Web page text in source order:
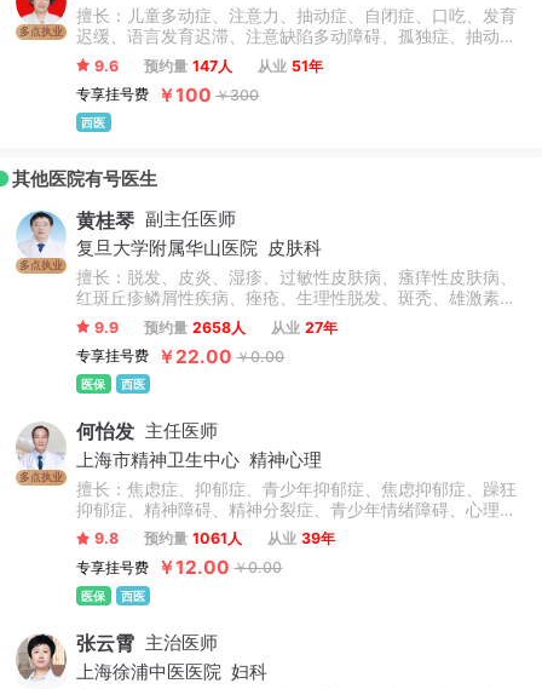
多点执业
擅长：儿童多动症、注意力、抽动症、自闭症、口吃、发育
迟缓、语言发育迟滞、注意缺陷多动障碍、孤独症、抽动障
碍、心理发育障碍、矮小症、儿童矮小疾病以及生长发育等
疾病的诊治。
9.6 预约量 147人 从业 51年
专享挂号费
￥100 ￥300
西医
其他医院有号医生
多点执业
黄桂琴 副主任医师
复旦大学附属华山医院 皮肤科
擅长：脱发、皮炎、湿疹、过敏性皮肤病、瘙痒性皮肤病、
红斑丘疹鳞屑性疾病、痤疮、生理性脱发、斑秃、雄激素性
脱发、荨麻疹、过敏性湿疹、银屑病、寻常痤疮、溢脂性皮
炎、鱼鳞病、皮肤囊肿、疣、真菌性皮肤病、物理性皮肤
病、动物性皮肤病。
9.9 预约量 2658人 从业 27年
专享挂号费
￥22.00 ￥0.00
医保 西医
多点执业
何怡发 主任医师
上海市精神卫生中心 精神心理
擅长：焦虑症、抑郁症、青少年抑郁症、焦虑抑郁症、躁狂
抑郁症、精神障碍、精神分裂症、青少年情绪障碍、心理障
碍、情感障碍、精神病、失眠症、睡眠障碍、双相情感障
碍、躁狂症、忧郁症、恐惧症、幻听、妄想症、植物神经紊
乱、神经衰弱、躯体化形式障碍、癔症、疑病症、心境障
碍、惊恐障碍、产后抑郁症、更年期抑郁症及老年心理障碍
疗，尤其擅长抑郁焦虑与精神分裂症的诊治。
9.8 预约量 1061人 从业 39年
专享挂号费
￥12.00 ￥0.00
医保 西医
张云霄 主治医师
上海徐浦中医医院 妇科